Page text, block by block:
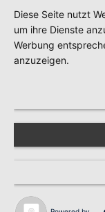
Diese Seite nutzt
um ihre Dienste
Werbung
anzuzeigen.